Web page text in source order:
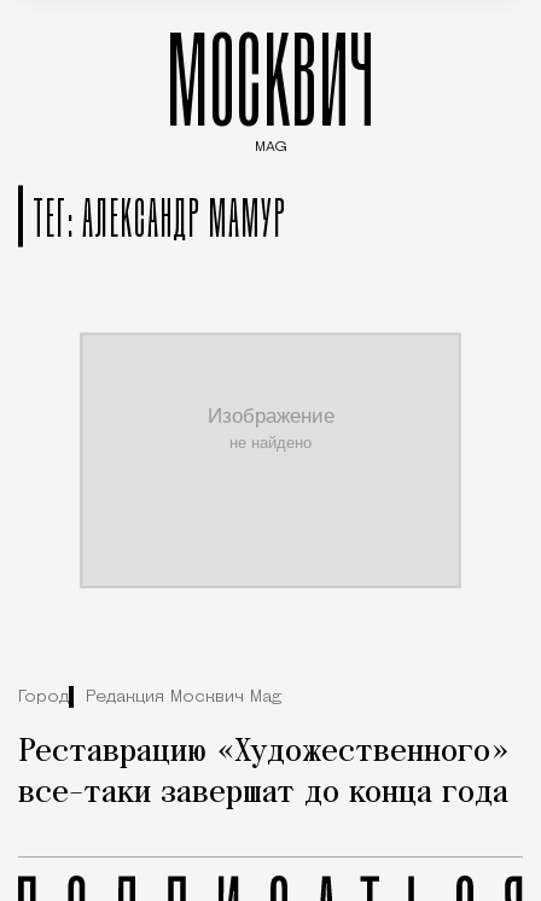
МОСКВИЧ
MAG
ТЕГ: АЛЕКСАНДР МАМУР
Город Редакция Москвич Mag
Реставрацию «Художественного»
все-таки завершат до конца года